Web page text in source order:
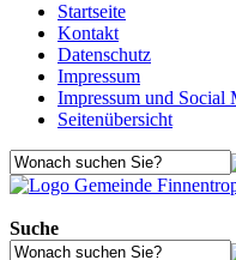
Startseite
Kontakt
Datenschutz
Impressum
Impressum und Social
Seitenübersicht
Suche